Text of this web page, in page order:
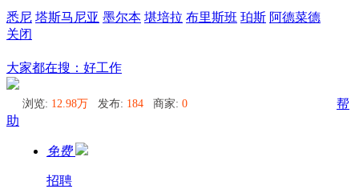
悉尼 塔斯马尼亚 墨尔本 堪培拉 布里斯班 珀斯 阿德菜德
关闭
大家都在搜：好工作
浏览: 12.98万 发布: 184 商家: 0
帮
助
免费
招聘